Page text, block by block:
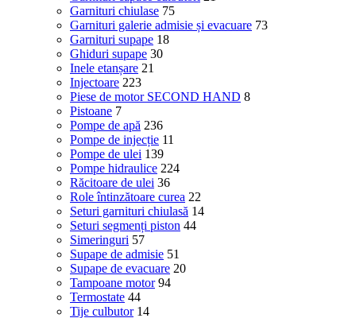
Garnituri chiulase 75
Garnituri galerie admisie și evacuare 73
Garnituri supape 18
Ghiduri supape 30
Inele etanșare 21
Injectoare 223
Piese de motor SECOND HAND 8
Pistoane 7
Pompe de apă 236
Pompe de injecție 11
Pompe de ulei 139
Pompe hidraulice 224
Răcitoare de ulei 36
Role întinzătoare curea 22
Seturi garnituri chiulasă 14
Seturi segmenți piston 44
Simeringuri 57
Supape de admisie 51
Supape de evacuare 20
Tampoane motor 94
Termostate 44
Tije culbutor 14